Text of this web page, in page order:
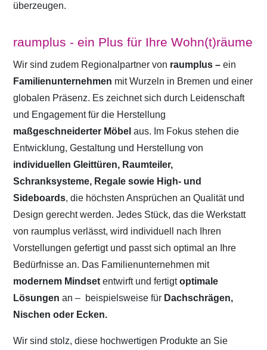
überzeugen.
raumplus - ein Plus für Ihre Wohn(t)räume
Wir sind zudem Regionalpartner von raumplus – ein
Familienunternehmen mit Wurzeln in Bremen und einer
globalen Präsenz. Es zeichnet sich durch Leidenschaft
und Engagement für die Herstellung
maßgeschneiderter Möbelaus. Im Fokus stehen die
Entwicklung, Gestaltung und Herstellung von
individuellen Gleittüren, Raumteiler,
Schranksysteme, Regale sowie High- und
Sideboards, die höchsten Ansprüchen an Qualität und
Design gerecht werden. Jedes Stück, das die Werkstatt
von raumplus verlässt, wird individuell nach Ihren
Vorstellungen gefertigt und passt sich optimal an Ihre
Bedürfnisse an. Das Familienunternehmen mit
modernem Mindset entwirft und fertigtoptimale
Lösungen an – beispielsweise für Dachschrägen,
Nischen oder Ecken.
Wir sind stolz, diese hochwertigen Produkte an Sie